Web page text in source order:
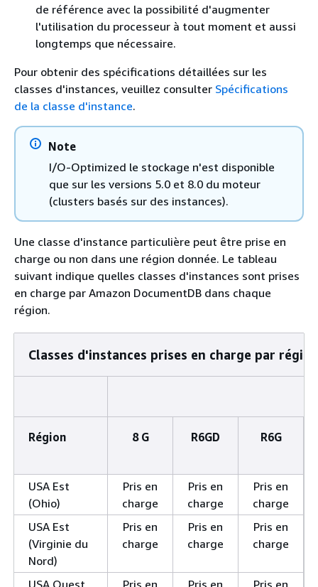
de référence avec la possibilité d'augmenter
l'utilisation du processeur à tout moment et aussi
longtemps que nécessaire.
Pour obtenir des spécifications détaillées sur les
classes d'instances, veuillez consulter Spécifications
de la classe d'instance.
Note
I/O-Optimized le stockage n'est disponible
que sur les versions 5.0 et 8.0 du moteur
(clusters basés sur des instances).
Une classe d'instance particulière peut être prise en
charge ou non dans une région donnée. Le tableau
suivant indique quelles classes d'instances sont prises
en charge par Amazon DocumentDB dans chaque
région.
Classes d'instances prises en charge par région
Région 8 G R6GD R6G
USA Est
(Ohio)
Pris en
charge
Pris en
charge
Pris en
charge
USA Est
(Virginie du
Nord)
Pris en
charge
Pris en
charge
Pris en
charge
USA Ouest
Pris en
Pris en
Pris en